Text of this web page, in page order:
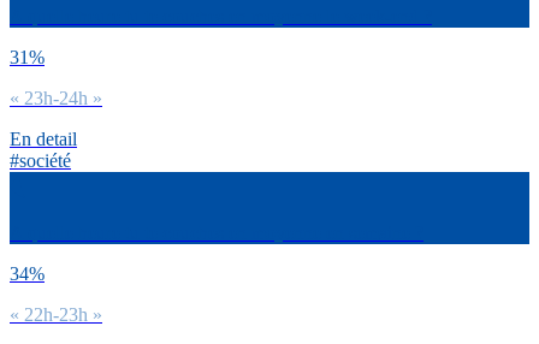
31%
« 23h-24h »
En detail
#société
34%
« 22h-23h »